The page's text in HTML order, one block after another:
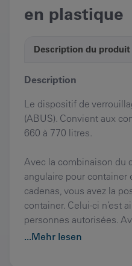
en plastique
Description du produit
Description
Le dispositif de
(ABUS). Convient aux
660 à 770 litres.
Avec la combinaison du
angulaire pour container
cadenas, vous avez la
container. Celui-ci n’est
personnes autorisées.
le container, vous devez
...Mehr lesen